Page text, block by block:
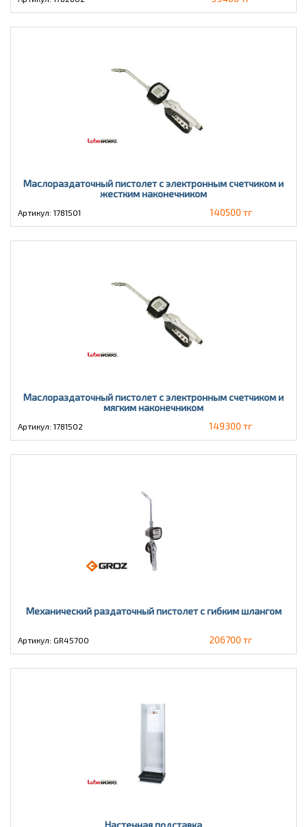
Маслораздаточный пистолет с электронным счетчиком и
жестким наконечником
Артикул: 1781501 140500 тг
Маслораздаточный пистолет с электронным счетчиком и
мягким наконечником
Артикул: 1781502 149300 тг
Механический раздаточный пистолет с гибким шлангом
Артикул: GR45700 206700 тг
Настенная подставка